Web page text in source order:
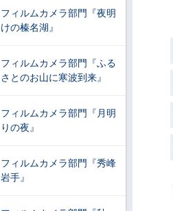
フィルムカメラ部門『夜明
けの榛名湖』
フィルムカメラ部門『ふる
さとのお山に寒波到来』
フィルムカメラ部門『月明
りの夜』
フィルムカメラ部門『秀峰
岩手』